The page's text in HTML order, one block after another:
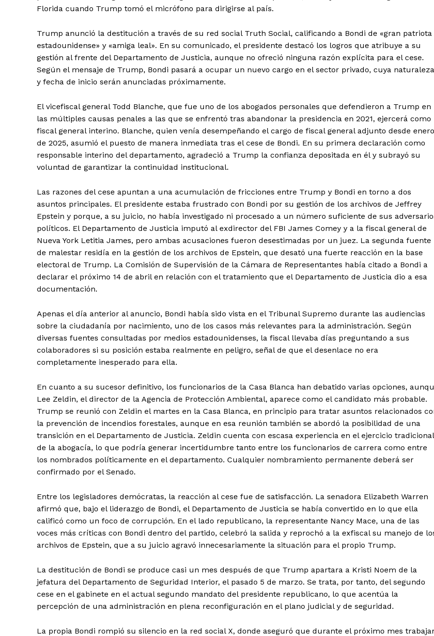
Florida cuando Trump tomó el micrófono para dirigirse al país.
Trump anunció la destitución a través de su red social Truth Social, calificando a Bondi de «gran patriota
estadounidense» y «amiga leal». En su comunicado, el presidente destacó los logros que atribuye a su
gestión al frente del Departamento de Justicia, aunque no ofreció ninguna razón explícita para el cese.
Según el mensaje de Trump, Bondi pasará a ocupar un nuevo cargo en el sector privado, cuya naturaleza
y fecha de inicio serán anunciadas próximamente.
El vicefiscal general Todd Blanche, que fue uno de los abogados personales que defendieron a Trump en
las múltiples causas penales a las que se enfrentó tras abandonar la presidencia en 2021, ejercerá como
fiscal general interino. Blanche, quien venía desempeñando el cargo de fiscal general adjunto desde enero
de 2025, asumió el puesto de manera inmediata tras el cese de Bondi. En su primera declaración como
responsable interino del departamento, agradeció a Trump la confianza depositada en él y subrayó su
voluntad de garantizar la continuidad institucional.
Las razones del cese apuntan a una acumulación de fricciones entre Trump y Bondi en torno a dos
asuntos principales. El presidente estaba frustrado con Bondi por su gestión de los archivos de Jeffrey
Epstein y porque, a su juicio, no había investigado ni procesado a un número suficiente de sus
políticos. El Departamento de Justicia imputó al exdirector del FBI James Comey y a la fiscal general de
Nueva York Letitia James, pero ambas acusaciones fueron desestimadas por un juez. La segunda fuente
de malestar residía en la gestión de los archivos de Epstein, que desató una fuerte reacción en la base
electoral de Trump. La Comisión de Supervisión de la Cámara de Representantes había citado a Bondi a
declarar el próximo 14 de abril en relación con el tratamiento que el Departamento de Justicia dio a esa
documentación.
Apenas el día anterior al anuncio, Bondi había sido vista en el Tribunal Supremo durante las audiencias
sobre la ciudadanía por nacimiento, uno de los casos más relevantes para la administración. Según
diversas fuentes consultadas por medios estadounidenses, la fiscal llevaba días preguntando a sus
colaboradores si su posición estaba realmente en peligro, señal de que el desenlace no era
completamente inesperado para ella.
En cuanto a su sucesor definitivo, los funcionarios de la Casa Blanca han debatido varias opciones,
Lee Zeldin, el director de la Agencia de Protección Ambiental, aparece como el candidato más probable.
Trump se reunió con Zeldin el martes en la Casa Blanca, en principio para tratar asuntos relacionados
la prevención de incendios forestales, aunque en esa reunión también se abordó la posibilidad de una
transición en el Departamento de Justicia. Zeldin cuenta con escasa experiencia en el ejercicio tradicional
de la abogacía, lo que podría generar incertidumbre tanto entre los funcionarios de carrera como entre
los nombrados políticamente en el departamento. Cualquier nombramiento permanente deberá ser
confirmado por el Senado.
Entre los legisladores demócratas, la reacción al cese fue de satisfacción. La senadora Elizabeth Warren
afirmó que, bajo el liderazgo de Bondi, el Departamento de Justicia se había convertido en lo que ella
calificó como un foco de corrupción. En el lado republicano, la representante Nancy Mace, una de las
voces más críticas con Bondi dentro del partido, celebró la salida y reprochó a la exfiscal su manejo de
archivos de Epstein, que a su juicio agravó innecesariamente la situación para el propio Trump.
La destitución de Bondi se produce casi un mes después de que Trump apartara a Kristi Noem de la
jefatura del Departamento de Seguridad Interior, el pasado 5 de marzo. Se trata, por tanto, del segundo
cese en el gabinete en el actual segundo mandato del presidente republicano, lo que acentúa la
percepción de una administración en plena reconfiguración en el plano judicial y de seguridad.
La propia Bondi rompió su silencio en la red social X, donde aseguró que durante el próximo mes